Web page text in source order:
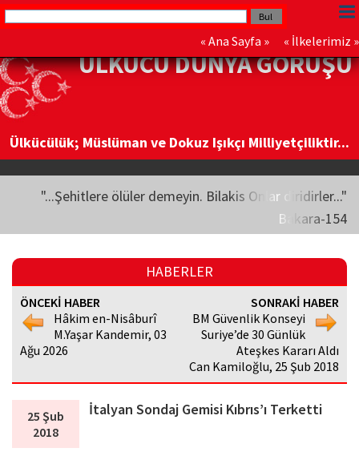
« Ana Sayfa » « İlkelerimiz »
ÜLKÜCÜ DÜNYA GÖRÜŞÜ
Ülkücülük; Müslüman ve Dokuz Işıkçı Milliyetçiliktir...
"...Şehitlere ölüler demeyin. Bilakis Onlar diridirler..."
Bakara-154
HABERLER
ÖNCEKİ HABER
Hâkim en-Nisâburî
M.Yaşar Kandemir, 03
Ağu 2026
SONRAKİ HABER
BM Güvenlik Konseyi
Suriye’de 30 Günlük
Ateşkes Kararı Aldı
Can Kamiloğlu, 25 Şub 2018
25 Şub
2018
İtalyan Sondaj Gemisi Kıbrıs’ı Terketti